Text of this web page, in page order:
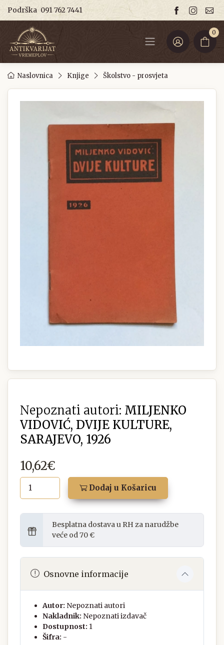
Podrška 091 762 7441
0
Naslovnica Knjige Školstvo - prosvjeta
Nepoznati autori: MILJENKO
VIDOVIĆ, DVIJE KULTURE,
SARAJEVO, 1926
10,62€
Dodaj u Košaricu
Besplatna dostava u RH za narudžbe
veće od 70 €
Osnovne informacije
Autor: Nepoznati autori
Nakladnik: Nepoznati izdavač
Dostupnost: 1
Šifra: -